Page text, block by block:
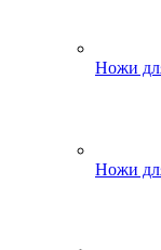
Ножи
Ножи